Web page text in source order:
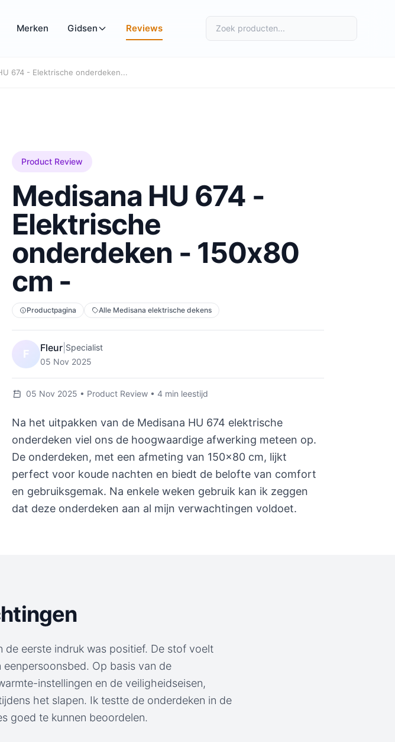
Merken Gidsen Reviews
674 - Elektrische onderdeken...
Product Review
Medisana HU 674 -
Elektrische
onderdeken - 150x80
cm -
Productpagina Alle Medisana elektrische dekens
F Fleur Specialist
05 Nov 2025
05 Nov 2025 • Product Review • 4 min leestijd
Na het uitpakken van de Medisana HU 674 elektrische
onderdeken viel ons de hoogwaardige afwerking meteen op.
De onderdeken, met een afmeting van 150x80 cm, lijkt
perfect voor koude nachten en biedt de belofte van comfort
en gebruiksgemak. Na enkele weken gebruik kan ik zeggen
dat deze onderdeken aan al mijn verwachtingen voldoet.
de eerste indruk was positief. De stof voelt
Op basis van de
instellingen en de veiligheidseisen,
het slapen. Ik testte de onderdeken in de
goed te kunnen beoordelen.